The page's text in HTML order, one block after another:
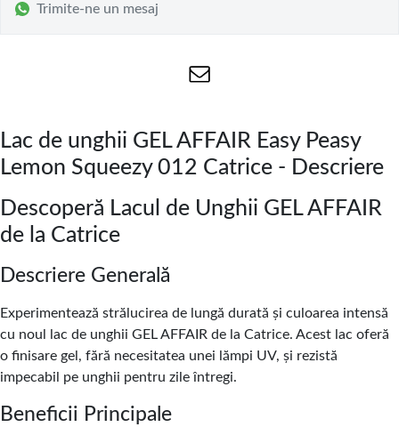
Trimite-ne un mesaj
Lac de unghii GEL AFFAIR Easy Peasy
Lemon Squeezy 012 Catrice - Descriere
Descoperă Lacul de Unghii GEL AFFAIR
de la Catrice
Descriere Generală
Experimentează strălucirea de lungă durată și culoarea intensă
cu noul lac de unghii GEL AFFAIR de la Catrice. Acest lac oferă
o finisare gel, fără necesitatea unei lămpi UV, și rezistă
impecabil pe unghii pentru zile întregi.
Beneficii Principale